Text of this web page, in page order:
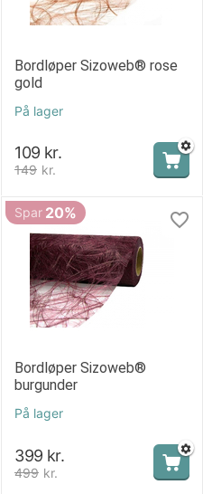
Bordløper Sizoweb® rose
gold
På lager
149 kr.
109 kr.
Spar 20%
Bordløper Sizoweb®
burgunder
På lager
499 kr.
399 kr.